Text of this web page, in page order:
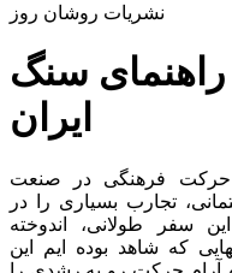
نشریات روشان روز
سنگ
ایران
فرهنگی در صنعت
تجارب بسیاری را در
سفر طولانی، اندوخته
که شاهد بوده ایم این